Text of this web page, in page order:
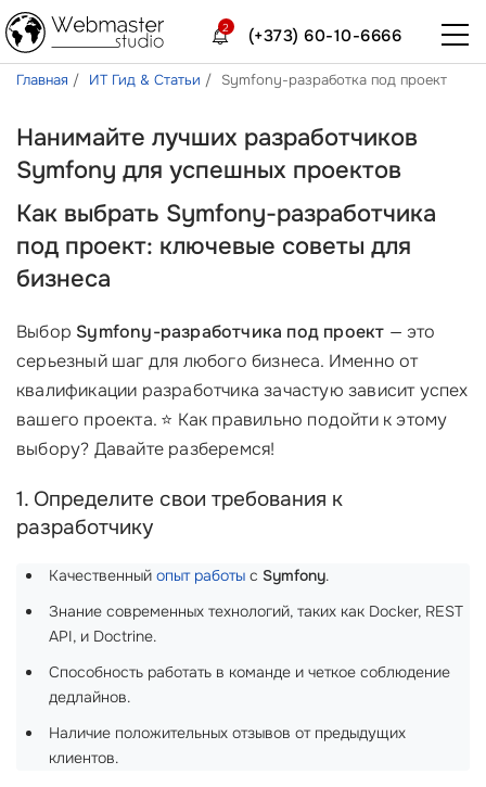
(+373) 60-10-6666
2
Главная ИТ Гид & Статьи Symfony-разработка под проект
Нанимайте лучших разработчиков
Symfony для успешных проектов
Как выбрать Symfony-разработчика
под проект: ключевые советы для
бизнеса
Выбор Symfony-разработчика под проект — это
серьезный шаг для любого бизнеса. Именно от
квалификации разработчика зачастую зависит успех
вашего проекта. ⭐️ Как правильно подойти к этому
выбору? Давайте разберемся!
1. Определите свои требования к
разработчику
Качественный опыт работы с Symfony.
Знание современных технологий, таких как Docker, REST
API, и Doctrine.
Способность работать в команде и четкое соблюдение
дедлайнов.
Наличие положительных отзывов от предыдущих
клиентов.